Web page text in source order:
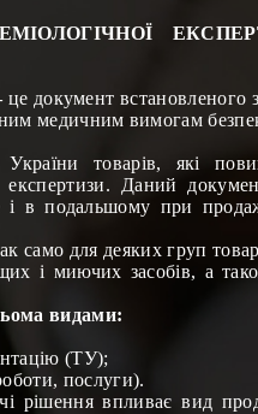
це документ встановленого
медичним вимогам
товарів, які
експертизи. Даний
і в подальшому при
само для деяких груп
і миючих засобів, а
видами:
(ТУ);
послуги).
рішення впливає вид